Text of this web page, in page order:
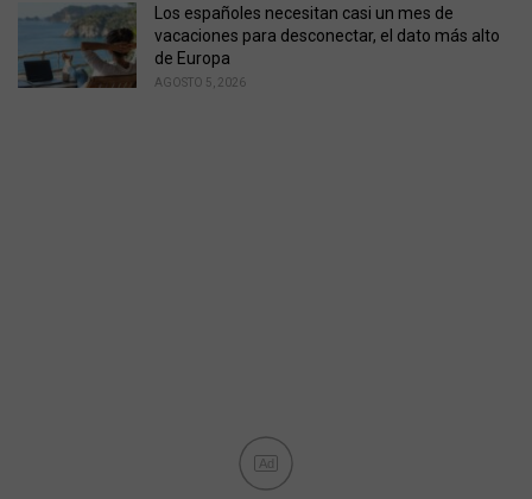
Los españoles necesitan casi un mes de
vacaciones para desconectar, el dato más alto
de Europa
AGOSTO 5, 2026
Ad